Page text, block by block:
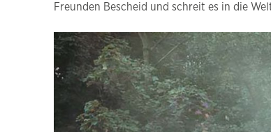
Freunden Bescheid und schreit es in die